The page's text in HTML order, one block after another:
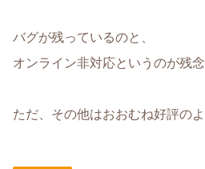
バグが残っているのと、
オンライン非対応というのが残念
ただ、その他はおおむね好評のよ